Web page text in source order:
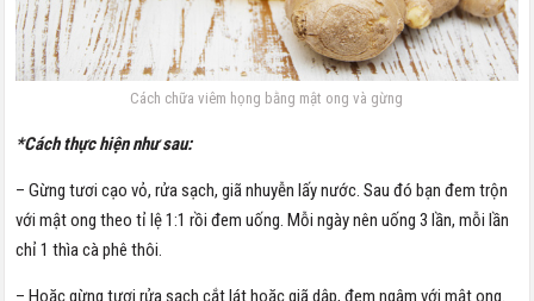
Cách chữa viêm họng bằng mật ong và gừng
*Cách thực hiện như sau:
– Gừng tươi cạo vỏ, rửa sạch, giã nhuyễn lấy nước. Sau đó bạn đem trộn
với mật ong theo tỉ lệ 1:1 rồi đem uống. Mỗi ngày nên uống 3 lần, mỗi lần
chỉ 1 thìa cà phê thôi.
– Hoặc gừng tươi rửa sạch cắt lát hoặc giã dập, đem ngâm với mật ong.